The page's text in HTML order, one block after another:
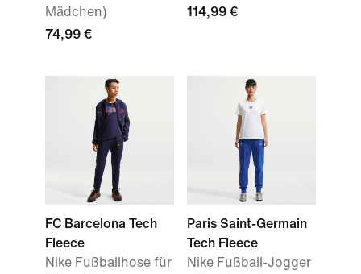
Mädchen)
74,99 €
114,99 €
FC Barcelona Tech
Fleece
Nike Fußballhose für
Paris Saint-Germain
Tech Fleece
Nike Fußball-Jogger